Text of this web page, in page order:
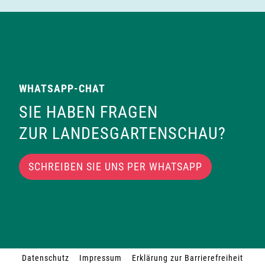
WHATSAPP-CHAT
SIE HABEN FRAGEN
ZUR LANDESGARTENSCHAU?
SCHREIBEN SIE UNS PER WHATSAPP
Datenschutz Impressum Erklärung zur Barrierefreiheit